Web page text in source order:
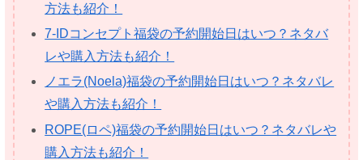
方法も紹介！
7-IDコンセプト福袋の予約開始日はいつ？ネタバ
レや購入方法も紹介！
ノエラ(Noela)福袋の予約開始日はいつ？ネタバレ
や購入方法も紹介！
ROPE(ロペ)福袋の予約開始日はいつ？ネタバレや
購入方法も紹介！